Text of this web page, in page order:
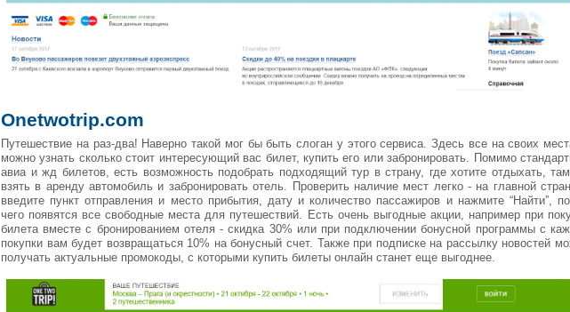
Onetwotrip.com
Путешествие на раз-два! Наверно такой мог бы быть слоган у этого сервиса. Здесь все на своих
можно узнать сколько стоит интересующий вас билет, купить его или забронировать. Помимо
авиа и жд билетов, есть возможность подобрать подходящий тур в страну, где хотите отдыхать,
взять в аренду автомобиль и забронировать отель. Проверить наличие мест легко - на главной
введите пункт отправления и место прибытия, дату и количество пассажиров и нажмите “Найти”,
чего появятся все свободные места для путешествий. Есть очень выгодные акции, например при
билета вместе с бронированием отеля - скидка 30% или при подключении бонусной программы с
покупки вам будет возвращаться 10% на бонусный счет. Также при подписке на рассылку новостей
получать актуальные промокоды, с которыми купить билеты онлайн станет еще выгоднее.